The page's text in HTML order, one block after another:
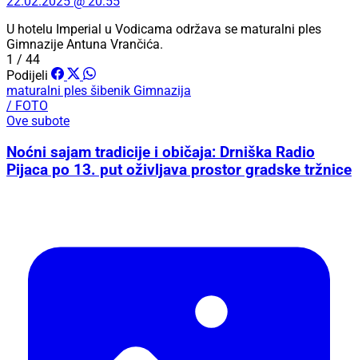
U hotelu Imperial u Vodicama održava se maturalni ples
Gimnazije Antuna Vrančića.
1 / 44
Podijeli
maturalni ples šibenik Gimnazija
/ FOTO
Ove subote
Noćni sajam tradicije i običaja: Drniška Radio
Pijaca po 13. put oživljava prostor gradske tržnice